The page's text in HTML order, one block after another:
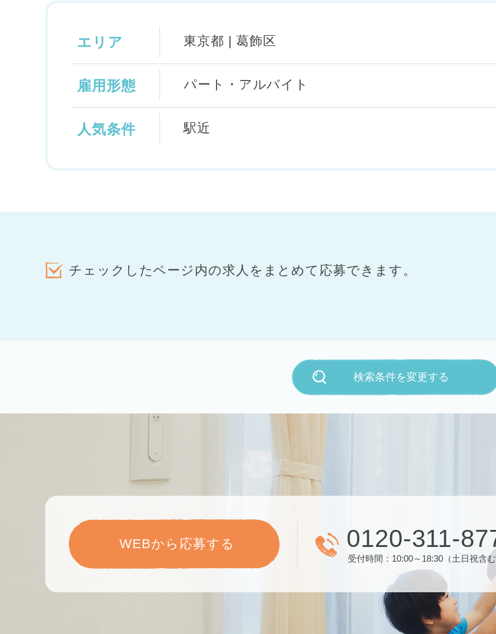
エリア 東京都 | 葛飾区
雇用形態 パート・アルバイト
人気条件 駅近
チェックしたページ内の求人をまとめて応募できます。
検索条件を変更する
WEBから応募する 0120-311-
受付時間：10:00～18:30（土日祝含む